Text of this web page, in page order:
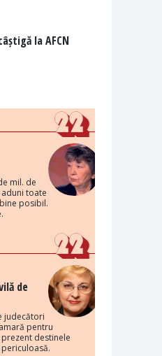
la AFCN
mil. de
toate
posibil.
de
judecători
pentru
destinele